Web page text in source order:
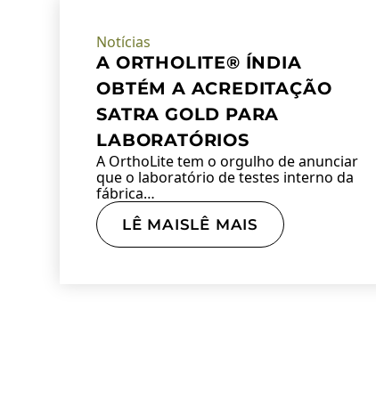
Notícias
A ORTHOLITE® ÍNDIA
OBTÉM A ACREDITAÇÃO
SATRA GOLD PARA
LABORATÓRIOS
A OrthoLite tem o orgulho de anunciar
que o laboratório de testes interno da
fábrica…
LÊ MAISLÊ MAIS